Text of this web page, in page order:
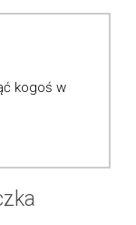
kogoś w